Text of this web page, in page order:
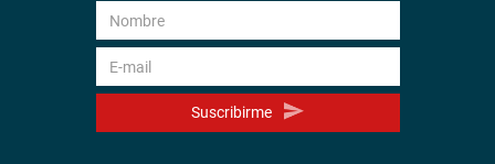
Suscribirme